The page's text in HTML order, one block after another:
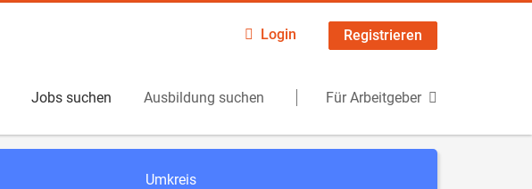
Login Registrieren
Jobs suchen Ausbildung suchen Für Arbeitgeber
Umkreis